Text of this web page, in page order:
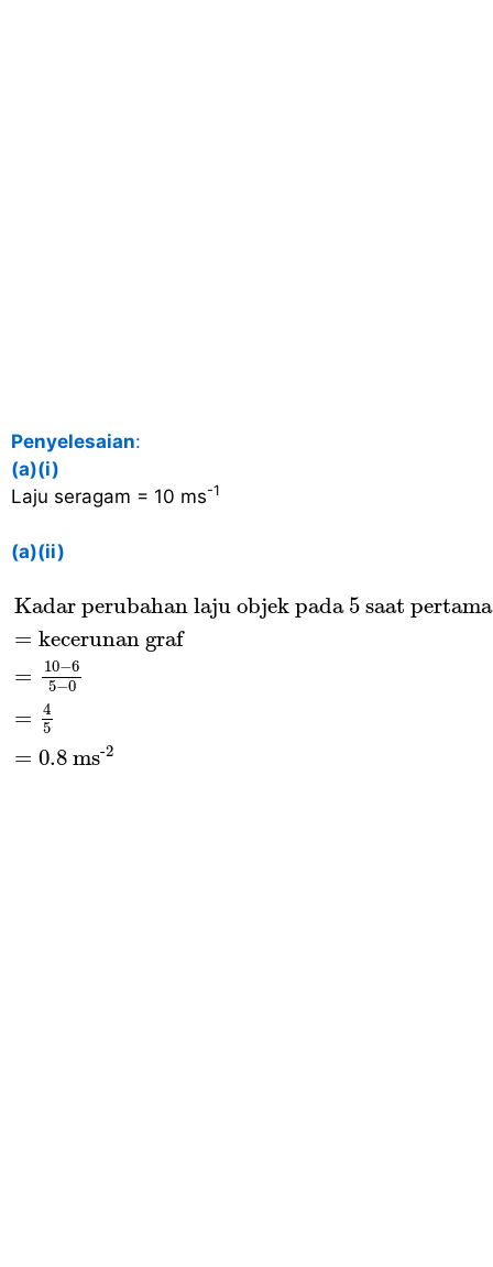
Penyelesaian:
(a)(i)
Laju seragam = 10 ms-1
(a)(ii)
Kadar perubahan laju objek pada 5 saat pertama
= kecerunan graf
=
10−6
5−0
=
4
5
= 0.8 ms-2
Kadar perubahan laju objek pada 5 saat